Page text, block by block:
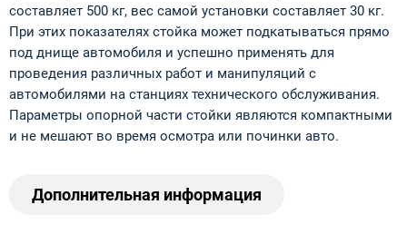
составляет 500 кг, вес самой установки составляет 30 кг.
При этих показателях стойка может подкатываться прямо
под днище автомобиля и успешно применять для
проведения различных работ и манипуляций с
автомобилями на станциях технического обслуживания.
Параметры опорной части стойки являются компактными
и не мешают во время осмотра или починки авто.
Дополнительная информация